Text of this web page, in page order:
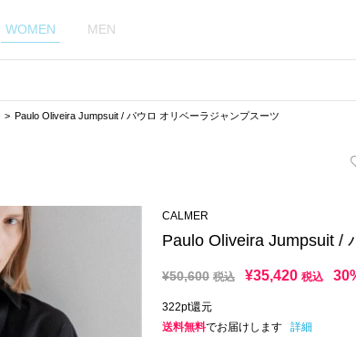
WOMEN MEN
Paulo Oliveira Jumpsuit / パウロ オリベーラジャンプスーツ
CALMER
Paulo Oliveira Jumpsuit /
¥50,600 税込 ¥35,420 税込
322pt還元
送料無料でお届けします 詳細